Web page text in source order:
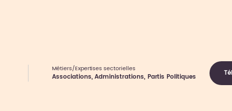
Métiers/Expertises sectorielles
Associations, Administrations, Partis Politiques